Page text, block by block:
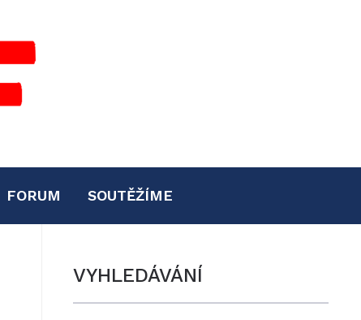
FORUM SOUTĚŽÍME
VYHLEDÁVÁNÍ